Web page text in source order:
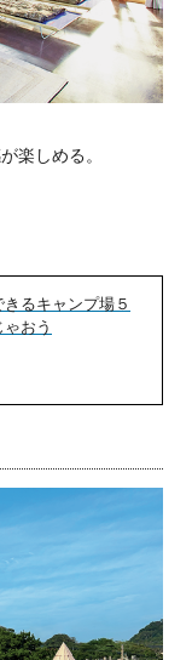
楽しめる。
るキャンプ場５
おう